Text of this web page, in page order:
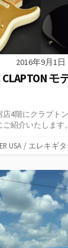
2016年9月1日
CLAPTON
店4階にクラプト
紹介いたします。
USA / エレキギタ